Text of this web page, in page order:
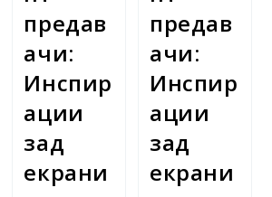
предав
ачи:
Инспир
ации
зад
екрани
предав
ачи:
Инспир
ации
зад
екрани